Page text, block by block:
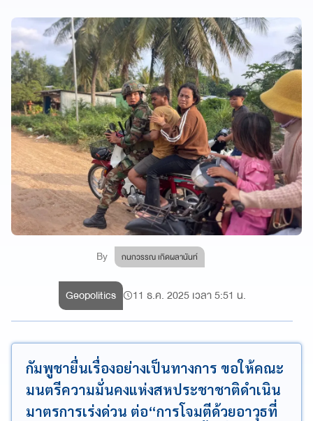
By กนกวรรณ เกิดผลานันท์
Geopolitics 11 ธ.ค. 2025 เวลา 5:51 น.
กัมพูชายื่นเรื่องอย่างเป็นทางการ ขอให้คณะ
มนตรีความมั่นคงแห่งสหประชาชาติดำเนิน
มาตรการเร่งด่วน ต่อ“การโจมตีด้วยอาวุธที่